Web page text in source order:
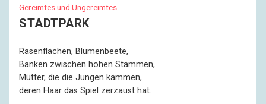
Gereimtes und Ungereimtes
STADTPARK
Rasenflächen, Blumenbeete,
Banken zwischen hohen Stämmen,
Mütter, die die Jungen kämmen,
deren Haar das Spiel zerzaust hat.